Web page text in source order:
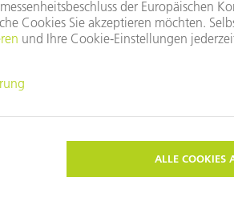
nicht zugestimmt haben.
an.